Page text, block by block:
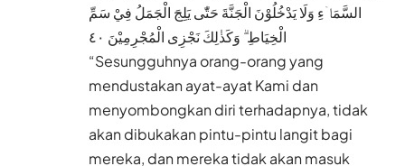
السَّمَاۤءِ وَلَا يَدْخُلُوْنَ الْجَنَّةَ حَتّٰى يَلِجَ الْجَمَلُ فِيْ سَمِّ
الْخِيَاطِ ۗ وَكَذٰلِكَ نَجْزِى الْمُجْرِمِيْنَ ٤٠
“Sesungguhnya orang-orang yang
mendustakan ayat-ayat Kami dan
menyombongkan diri terhadapnya, tidak
akan dibukakan pintu-pintu langit bagi
mereka, dan mereka tidak akan masuk